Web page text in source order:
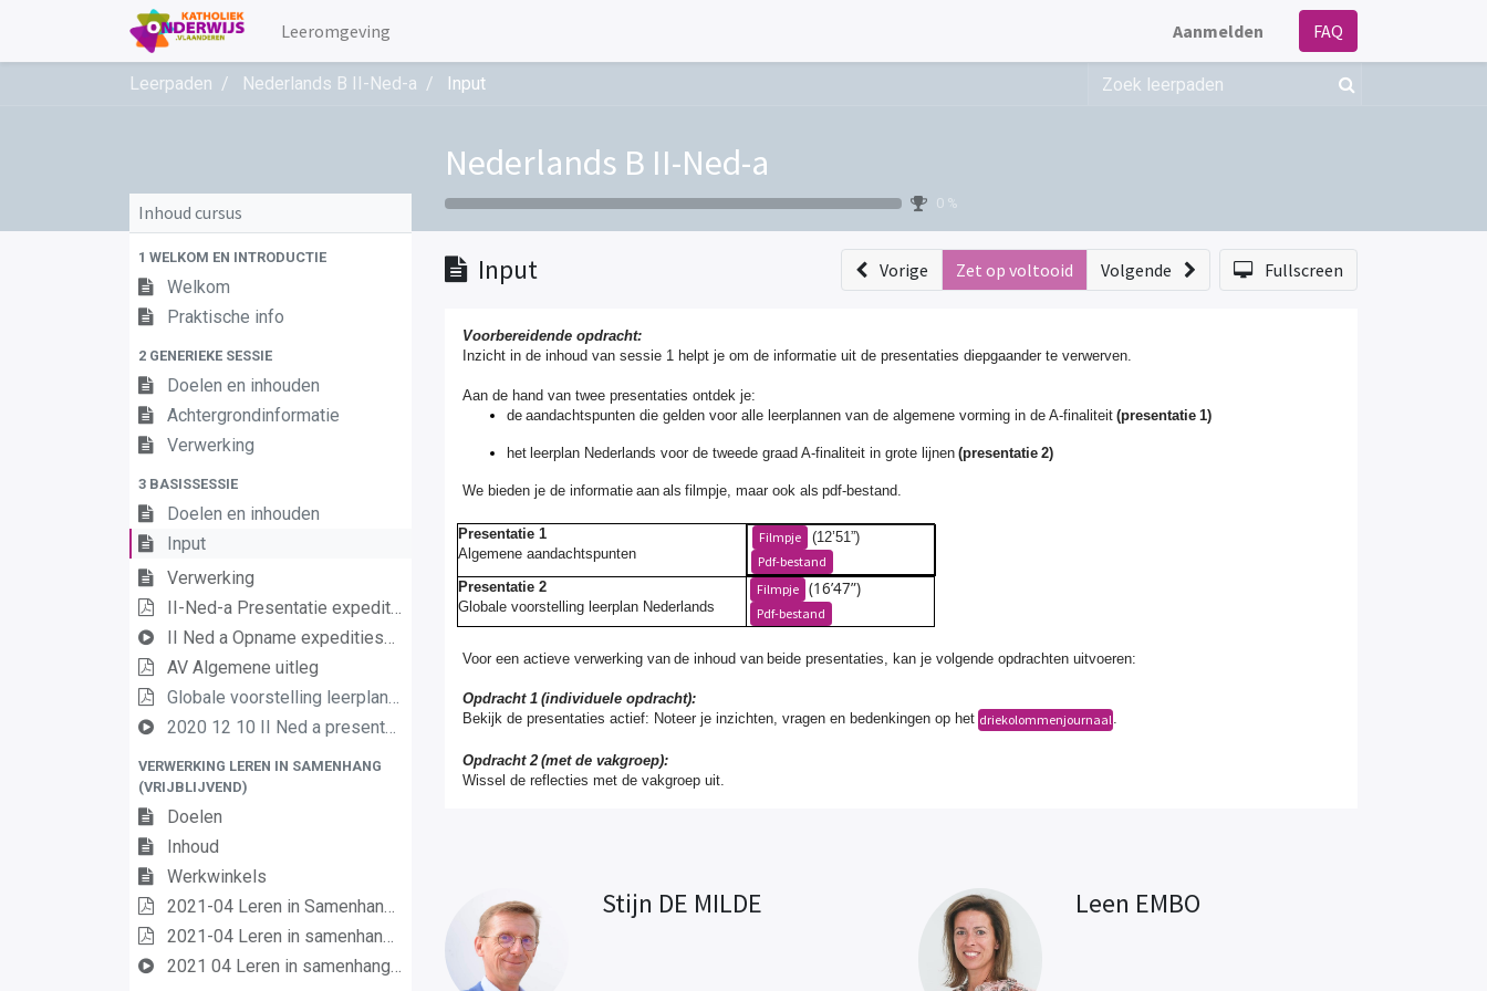
Leeromgeving Aanmelden FAQ
Leerpaden Nederlands B II-Ned-a Input
Nederlands B II-Ned-a
0 %
Inhoud cursus
1 WELKOM EN INTRODUCTIE
Welkom
Praktische info
2 GENERIEKE SESSIE
Doelen en inhouden
Achtergrondinformatie
Verwerking
3 BASISSESSIE
Doelen en inhouden
Input
Verwerking
II-Ned-a Presentatie expeditiesessie Nederlands
II Ned a Opname expeditiesessie 2021 03 08
AV Algemene uitleg
Globale voorstelling leerplan Nederlands PDF
2020 12 10 II Ned a presentatie 2
VERWERKING LEREN IN SAMENHANG
(VRIJBLIJVEND)
Doelen
Inhoud
Werkwinkels
2021-04 Leren in Samenhang - Ordeningskader
2021-04 Leren in samenhang - Presentatie
2021 04 Leren in samenhang opname
Input Vorige Zet op voltooid Volgende Fullscreen
Voorbereidende opdracht:
Inzicht in de inhoud van sessie 1 helpt je om de informatie uit de presentaties diepgaander te verwerven.
Aan de hand van twee presentaties ontdek je:
de aandachtspunten die gelden voor alle leerplannen van de algemene vorming in de A-finaliteit (presentatie 1)
het leerplan Nederlands voor de tweede graad A-finaliteit in grote lijnen (presentatie 2)
We bieden je de informatie aan als filmpje, maar ook als pdf-bestand.
Presentatie 1
Algemene aandachtspunten
Filmpje
(12’51”)
Pdf-bestand
Presentatie 2
Globale voorstelling leerplan Nederlands
Filmpje (16’47”)
Pdf-bestand
Voor een actieve verwerking van de inhoud van beide presentaties, kan je volgende opdrachten uitvoeren:
Opdracht 1 (individuele opdracht):
Bekijk de presentaties actief: Noteer je inzichten, vragen en bedenkingen op het driekolommenjournaal.
Opdracht 2 (met de vakgroep):
Wissel de reflecties met de vakgroep uit.
Stijn DE MILDE Leen EMBO